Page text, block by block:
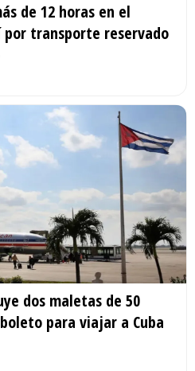
de 12 horas en el
transporte reservado
dos maletas de 50
para viajar a Cuba